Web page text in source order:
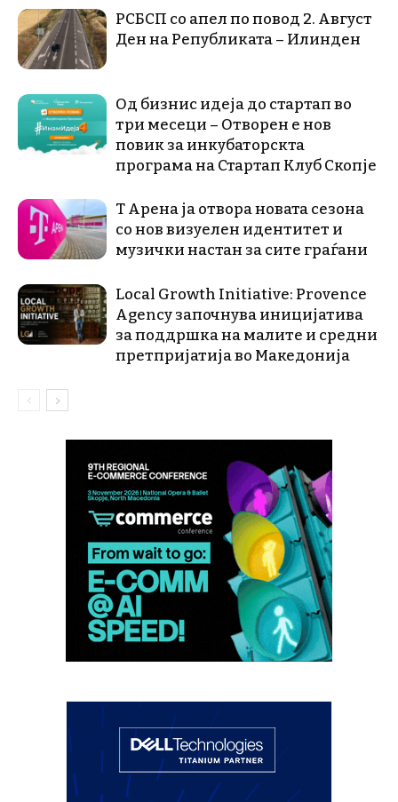
РСБСП со апел по повод 2. Август
Ден на Републиката – Илинден
Од бизнис идеја до стартап во
три месеци – Отворен е нов
повик за инкубаторскта
програма на Стартап Клуб Скопје
Т Арена ја отвора новата сезона
со нов визуелен идентитет и
музички настан за сите граѓани
Local Growth Initiative: Provence
Agency започнува иницијатива
за поддршка на малите и средни
претпријатија во Македонија